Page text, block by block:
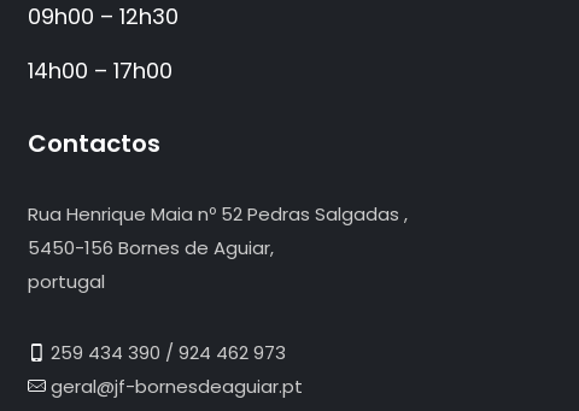
09h00 – 12h30
14h00 – 17h00
Contactos
Rua Henrique Maia nº 52 Pedras Salgadas ,
5450-156 Bornes de Aguiar,
portugal
259 434 390 / 924 462 973
geral@jf-bornesdeaguiar.pt